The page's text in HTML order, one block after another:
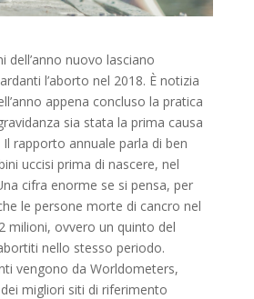
dell’anno nuovo lasciano
l’aborto nel 2018. È notizia
appena concluso la pratica
sia stata la prima causa
rapporto annuale parla di ben
uccisi prima di nascere, nel
cifra enorme se si pensa, per
le persone morte di cancro nel
milioni, ovvero un quinto del
nello stesso periodo.
vengono da Worldometers,
migliori siti di riferimento